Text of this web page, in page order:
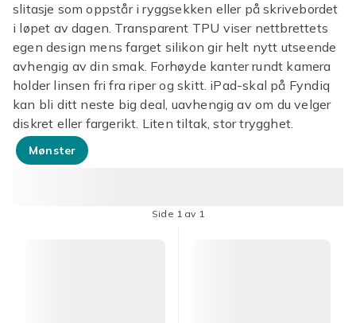
slitasje som oppstår i ryggsekken eller på skrivebordet
i løpet av dagen. Transparent TPU viser nettbrettets
egen design mens farget silikon gir helt nytt utseende
avhengig av din smak. Forhøyde kanter rundt kamera
holder linsen fri fra riper og skitt. iPad-skal på Fyndiq
kan bli ditt neste big deal, uavhengig av om du velger
diskret eller fargerikt. Liten tiltak, stor trygghet.
Mønster
Side 1 av 1